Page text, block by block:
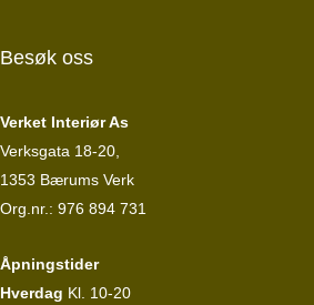
Besøk oss
Verket Interiør As
Verksgata 18-20,
1353 Bærums Verk
Org.nr.: 976 894 731
Åpningstider
Hverdag Kl. 10-20